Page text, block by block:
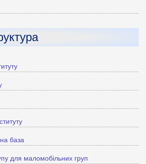
база
для маломобільних груп